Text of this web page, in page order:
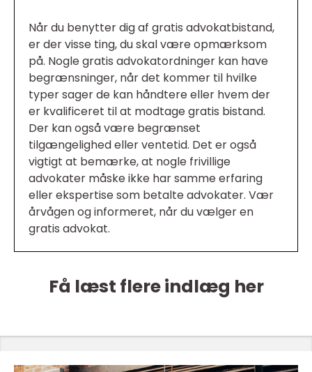
Når du benytter dig af gratis advokatbistand,
er der visse ting, du skal være opmærksom
på. Nogle gratis advokatordninger kan have
begrænsninger, når det kommer til hvilke
typer sager de kan håndtere eller hvem der
er kvalificeret til at modtage gratis bistand.
Der kan også være begrænset
tilgængelighed eller ventetid. Det er også
vigtigt at bemærke, at nogle frivillige
advokater måske ikke har samme erfaring
eller ekspertise som betalte advokater. Vær
årvågen og informeret, når du vælger en
gratis advokat.
Få læst flere indlæg her